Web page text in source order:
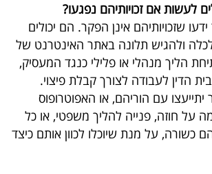
לעשות אם זכויותיהם נפגעו?
שזכויותיהם אינן הפקר. הם יכולים
ולהגיש תלונה באתר האינטרנט של
הליך מנהלי או פלילי כנגד המעסיק,
הדין לעבודה לצורך קבלת פיצוי.
עם הוריהם, או האפוטרופוס
על חוזה, פנייה להליך משפטי, או כל
על מנת שיוכלו לכוון אותם כיצד